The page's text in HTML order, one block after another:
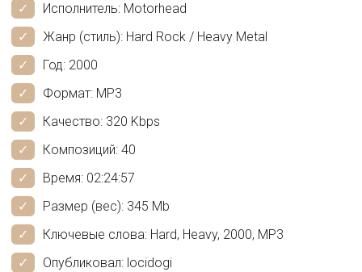
Исполнитель: Motorhead
Жанр (стиль): Hard Rock / Heavy Metal
Год: 2000
Формат: MP3
Качество: 320 Kbps
Композиций: 40
Время: 02:24:57
Размер (вес): 345 Mb
Ключевые слова: Hard, Heavy, 2000, MP3
Опубликовал: locidogi